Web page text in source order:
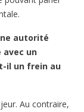
autorité
avec un
il un frein au
Au contraire,